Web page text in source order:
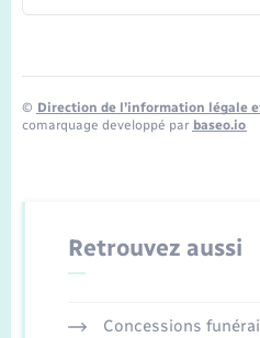
© Direction de l’information légale
comarquage developpé par baseo.io
Retrouvez aussi
Concessions